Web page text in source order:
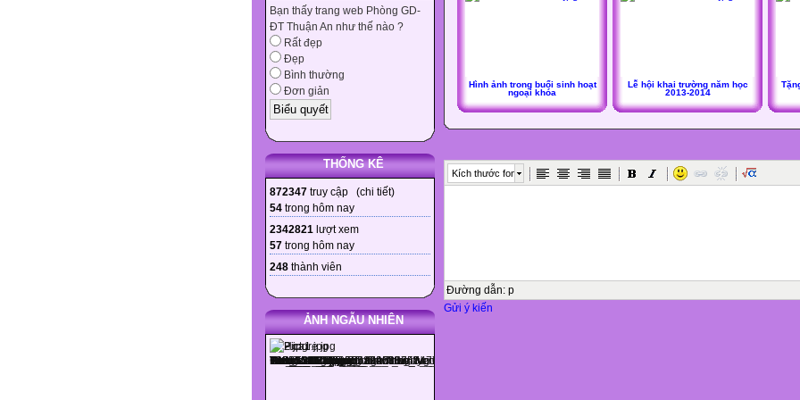
Bạn thấy trang web Phòng GD-
ĐT Thuận An như thế nào ?
Rất đẹp
Đẹp
Bình thường
Đơn giản
THỐNG KÊ
872347 truy cập (chi tiết)
54 trong hôm nay
2342821 lượt xem
57 trong hôm nay
248 thành viên
ẢNH NGẪU NHIÊN
Hình ảnh trong buổi sinh hoạt
ngoại khóa
Lễ hội khai trường năm học
2013-2014
Kích thước font
Đường dẫn: p
Gửi ý kiến